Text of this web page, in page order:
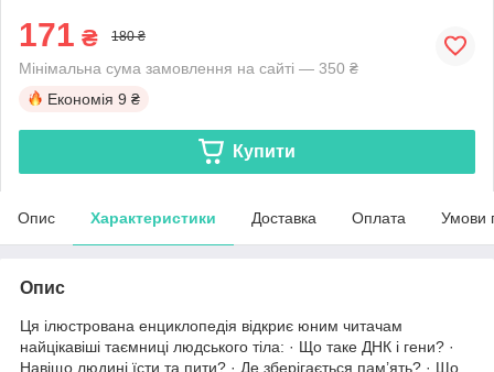
171 ₴ 180 ₴
Мінімальна сума замовлення на сайті — 350 ₴
Економія 9 ₴
Купити
Опис Характеристики Доставка Оплата Умови
Опис
Ця ілюстрована енциклопедія відкриє юним читачам
найцікавіші таємниці людського тіла: · Що таке ДНК і гени? ·
Навіщо людині їсти та пити? · Де зберігається пам’ять? · Що